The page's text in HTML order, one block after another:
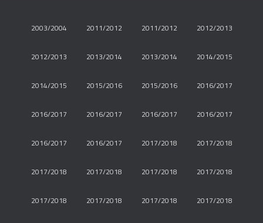
2003/2004 2011/2012 2011/2012 2012/2013
2012/2013 2013/2014 2013/2014 2014/2015
2014/2015 2015/2016 2015/2016 2016/2017
2016/2017 2016/2017 2016/2017 2016/2017
2016/2017 2016/2017 2017/2018 2017/2018
2017/2018 2017/2018 2017/2018 2017/2018
2017/2018 2017/2018 2017/2018 2017/2018